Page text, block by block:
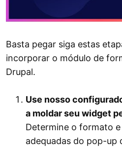
Basta pegar siga estas
incorporar o módulo de
Drupal.
Use nosso
a moldar seu widget
Determine o formato
adequadas do pop-up